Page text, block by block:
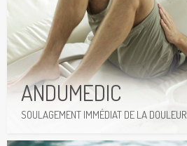
ANDUMEDIC
SOULAGEMENT IMMÉDIAT DE LA DOULEUR